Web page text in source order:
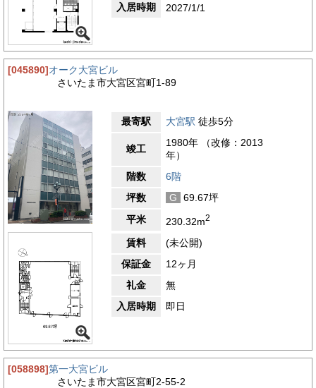
入居時期
2027/1/1
[045890]オーク大宮ビル
さいたま市大宮区宮町1-89
最寄駅 大宮駅 徒歩5分
竣工
1980年 （改修：2013
年）
階数
6階
坪数
G
69.67坪
平米
230.32m2
賃料
(未公開)
保証金
12ヶ月
礼金
無
入居時期
即日
[058898]第一大宮ビル
さいたま市大宮区宮町2-55-2